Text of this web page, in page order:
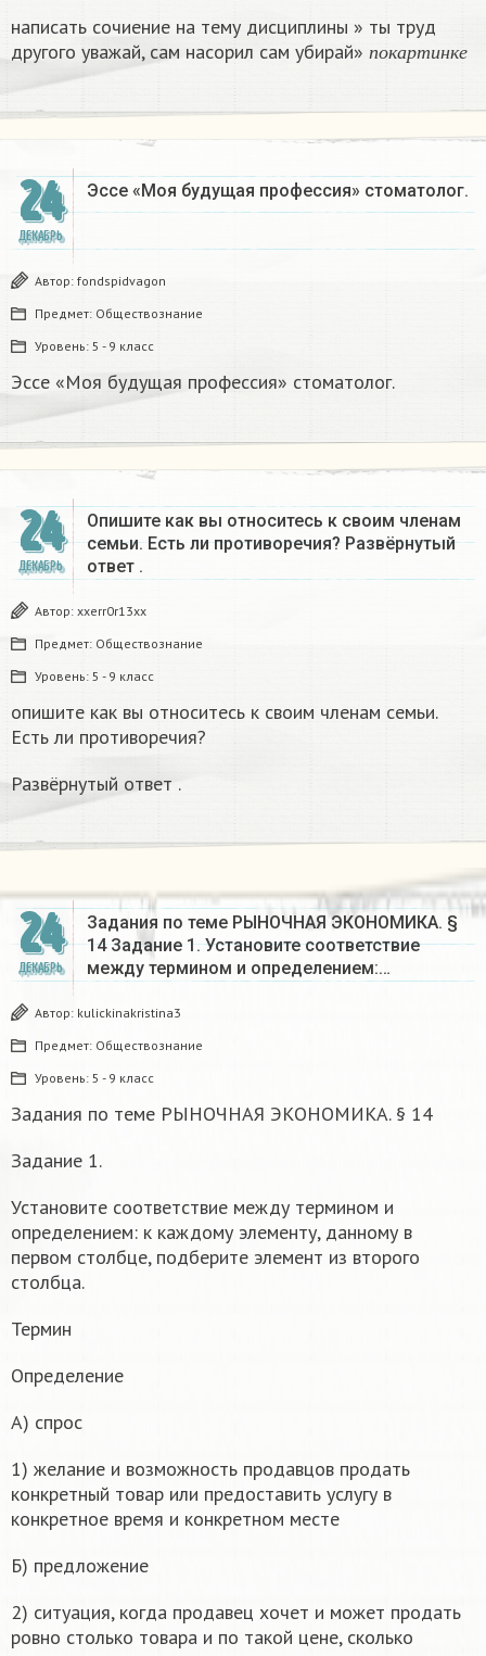
написать сочиение на тему дисциплины » ты труд
другого уважай, сам насорил сам убирай»
п о ка р т и н ке
по карт
24
ДЕКАБРЬ
Эссе «Моя будущая профессия» стоматолог.
Автор: fondspidvagon
Предмет: Обществознание
Уровень: 5 - 9 класс
Эссе «Моя будущая профессия» стоматолог.
24
ДЕКАБРЬ
Опишите как вы относитесь к своим членам
семьи. Есть ли противоречия? Развёрнутый
ответ .
Автор: xxerr0r13xx
Предмет: Обществознание
Уровень: 5 - 9 класс
опишите как вы относитесь к своим членам семьи.
Есть ли противоречия?
Развёрнутый ответ .
24
ДЕКАБРЬ
Задания по теме РЫНОЧНАЯ ЭКОНОМИКА. §
14 Задание 1. Установите соответствие
между термином и определением:…
Автор: kulickinakristina3
Предмет: Обществознание
Уровень: 5 - 9 класс
Задания по теме РЫНОЧНАЯ ЭКОНОМИКА. § 14
Задание 1.
Установите соответствие между термином и
определением: к каждому элементу, данному в
первом столбце, подберите элемент из второго
столбца.
Термин
Определение
А) спрос
1) желание и возможность продавцов продать
конкретный товар или предоставить услугу в
конкретное время и конкретном месте
Б) предложение
2) ситуация, когда продавец хочет и может продать
ровно столько товара и по такой цене, сколько